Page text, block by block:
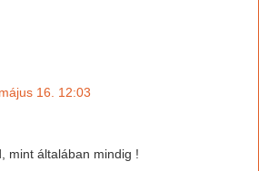
16. 12:03
mint általában mindig !